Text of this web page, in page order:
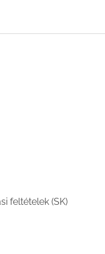
feltételek (SK)